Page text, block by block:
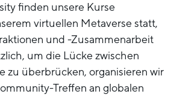
finden unsere Kurse
virtuellen Metaverse statt,
und -Zusammenarbeit
um die Lücke zwischen
zu überbrücken, organisieren wir
Treffen an globalen